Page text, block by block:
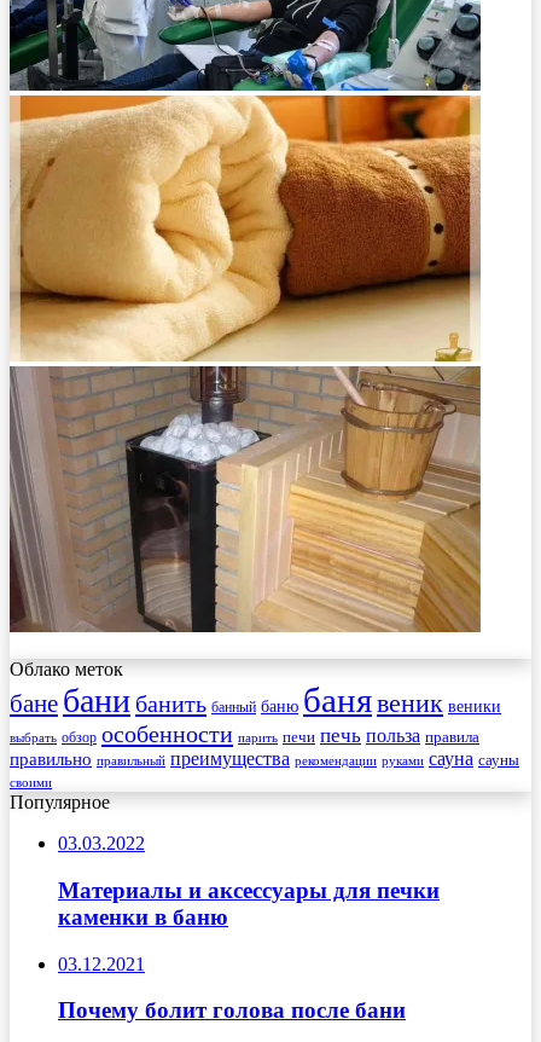
Облако меток
бане бани банить банный баню банявеник веники
выбрать обзор особенности парить печи печь польза правила
правильно правильный преимущества рекомендации руками сауна сауны
своими
Популярное
03.03.2022
Материалы и аксессуары для печки
каменки в баню
03.12.2021
Почему болит голова после бани